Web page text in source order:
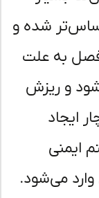
شده و
به علت
و ریزش
می‌شود.